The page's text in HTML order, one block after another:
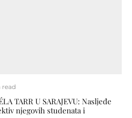
read
TARR U SARAJEVU: Nasljeđe
njegovih studenata i